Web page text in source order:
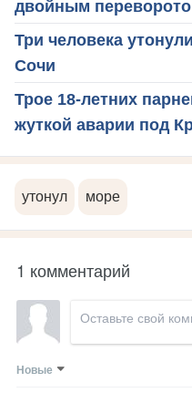
двойным
Три человека
Сочи
Трое 18-летних
жуткой аварии под
утонул море
1 комментарий
Новые